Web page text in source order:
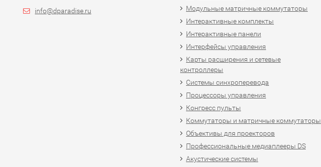
info@dparadise.ru
Модульные матричные коммутаторы
Интерактивные комплекты
Интерактивные панели
Интерфейсы управления
Карты расширения и сетевые
контроллеры
Системы синхроперевода
Процессоры управления
Конгресс пульты
Коммутаторы и матричные коммутаторы
Объективы для проекторов
Профессиональные медиаплееры DS
Акустические системы